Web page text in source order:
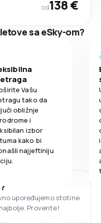
od138 €
sa eSky-om?
Vašu
tako da
obližnje
i
izbor
kako bi
najjeftiniju
upoređujemo stotine
Proverite!